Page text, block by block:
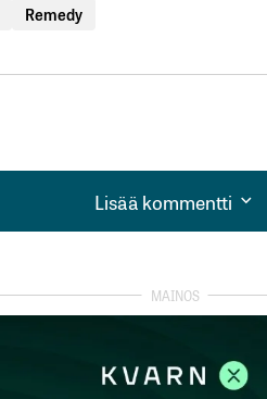
Remedy
Lisää kommentti
Lisää kommentti